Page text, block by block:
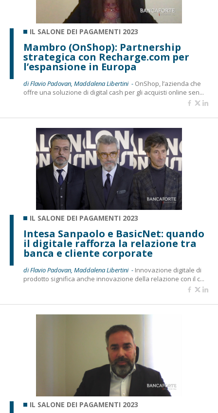
IL SALONE DEI PAGAMENTI 2023
Mambro (OnShop): Partnership
strategica con Recharge.com per
l’espansione in Europa
di Flavio Padovan, Maddalena Libertini - OnShop, l’azienda che
offre una soluzione di digital cash per gli acquisti online sen...
IL SALONE DEI PAGAMENTI 2023
Intesa Sanpaolo e BasicNet: quando
il digitale rafforza la relazione tra
banca e cliente corporate
di Flavio Padovan, Maddalena Libertini - Innovazione digitale di
prodotto significa anche innovazione della relazione con il c...
IL SALONE DEI PAGAMENTI 2023